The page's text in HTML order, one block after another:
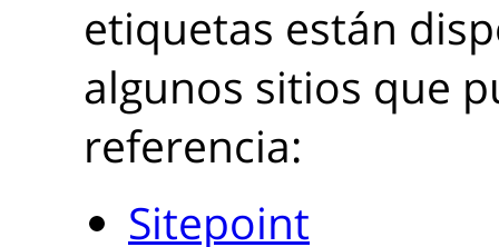
etiquetas están
algunos sitios que
referencia:
Sitepoint